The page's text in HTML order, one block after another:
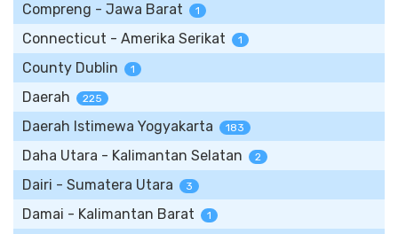
Compreng - Jawa Barat 1
Connecticut - Amerika Serikat 1
County Dublin 1
Daerah 225
Daerah Istimewa Yogyakarta 183
Daha Utara - Kalimantan Selatan 2
Dairi - Sumatera Utara 3
Damai - Kalimantan Barat 1